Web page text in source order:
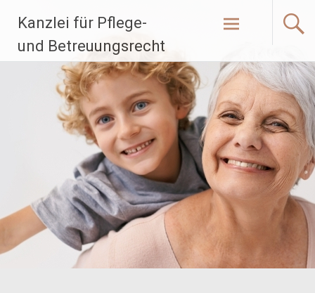
Inhalt
springen
Kanzlei für Pflege-
und Betreuungsrecht